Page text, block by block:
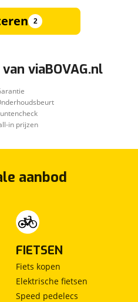
2
viaBOVAG.nl
in prijzen
aanbod
FIETSEN
Fiets kopen
Elektrische fietsen
Speed pedelecs